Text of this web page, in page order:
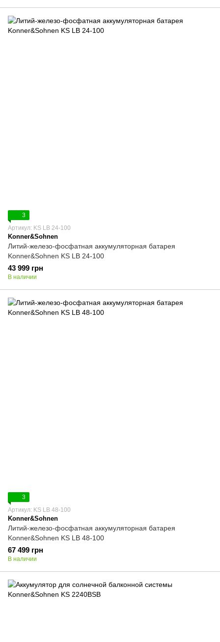
3
Артикул: KS LB 24-100
Konner&Sohnen
Литий-железо-фосфатная аккумуляторная батарея
Konner&Sohnen KS LB 24-100
43 999 грн
В наличии
3
Артикул: KS LB 48-100
Konner&Sohnen
Литий-железо-фосфатная аккумуляторная батарея
Konner&Sohnen KS LB 48-100
67 499 грн
В наличии